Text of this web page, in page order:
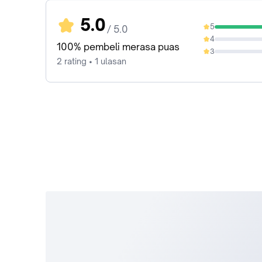
5.0 / 5.0
100% pembeli merasa puas
2 rating • 1 ulasan
5
100%
4
0%
3
0%